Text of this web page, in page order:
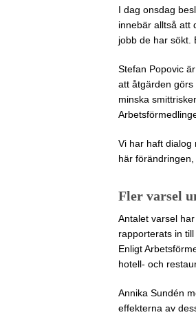
I dag onsdag
innebär alltså att
jobb de har sökt.
Stefan Popovic
att åtgärden
minska
Vi har haft dialog
här
Fler varsel
Antalet varsel
rapporterats in
Enligt
hotell- och
Annika Sundén
effekterna av